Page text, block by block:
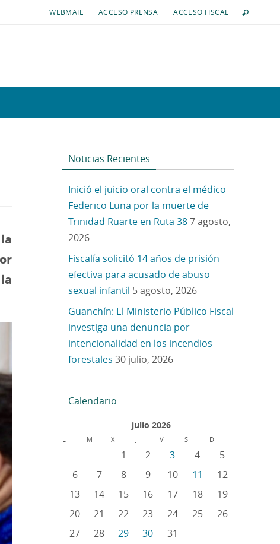
WEBMAIL ACCESO PRENSA ACCESO FISCAL
Noticias Recientes
Inició el juicio oral contra el médico
Federico Luna por la muerte de
Trinidad Ruarte en Ruta 387 agosto,
2026
Fiscalía solicitó 14 años de prisión
efectiva para acusado de abuso
sexual infantil 5 agosto, 2026
Guanchín: El Ministerio Público Fiscal
investiga una denuncia por
intencionalidad en los incendios
forestales 30 julio, 2026
Calendario
julio 2026
L M X J V S D
1 2 3 4
5
6
7 8 9 10 11
12
13
14 15 16 17 18
19
20
21 22 23 24 25
26
27
28 29 30
31